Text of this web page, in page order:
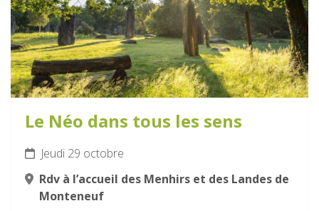
Le Néo dans tous les sens
Jeudi 29 octobre
Rdv à l’accueil des Menhirs et des Landes de
Monteneuf